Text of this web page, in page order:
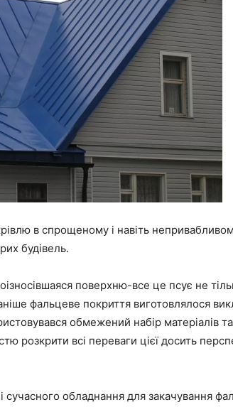
в спрощеному і навіть
будівель.
поверхню-все це псує не
фальцеве покриття виготовлялося
обмежений набір матеріалів та
розкрити всі переваги цієї досить
сучасного обладнання для закачування